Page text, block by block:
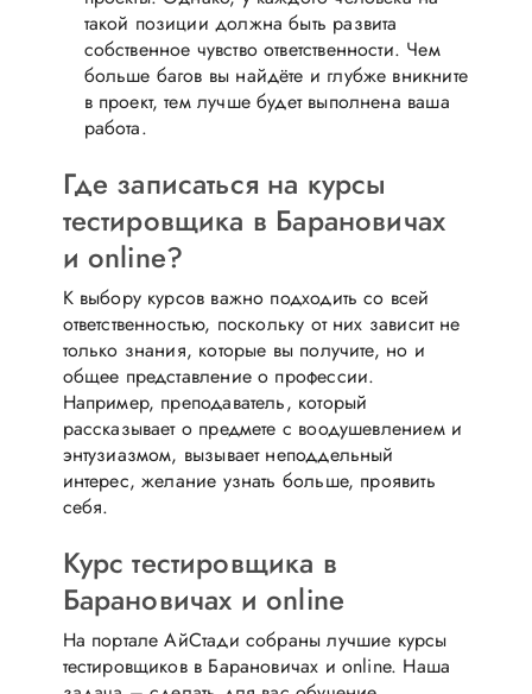
такой позиции должна быть развита
собственное чувство ответственности. Чем
больше багов вы найдёте и глубже вникните
в проект, тем лучше будет выполнена ваша
работа.
Где записаться на курсы
тестировщика в Барановичах
и online?
К выбору курсов важно подходить со всей
ответственностью, поскольку от них зависит не
только знания, которые вы получите, но и
общее представление о профессии.
Например, преподаватель, который
рассказывает о предмете с воодушевлением и
энтузиазмом, вызывает неподдельный
интерес, желание узнать больше, проявить
себя.
Курс тестировщика в
Барановичах и online
На портале АйСтади собраны лучшие курсы
тестировщиков в Барановичах и online. Наша